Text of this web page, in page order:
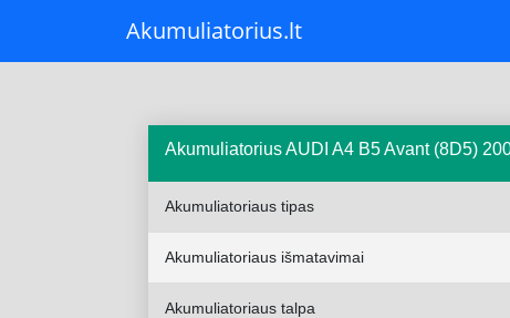
Akumuliatorius.lt
Akumuliatorius AUDI A4 B5 Avant (8D5)
Akumuliatoriaus tipas
Akumuliatoriaus išmatavimai
Akumuliatoriaus talpa